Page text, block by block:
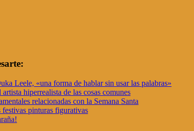
Leele, «una forma de hablar sin usar las palabras»
hiperrealista de las cosas comunes
relacionadas con la Semana Santa
pinturas figurativas